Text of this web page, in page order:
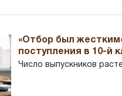
«Отбор был
поступления в 10-й
Число выпускников